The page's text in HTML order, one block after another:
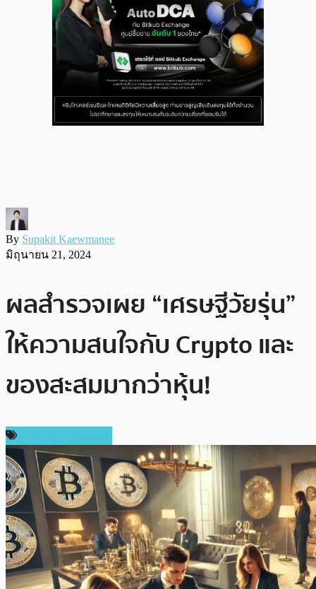
By Supakit Kaewmanee
มิถุนายน 21, 2024
ผลสำรวจเผย “เศรษฐีวัยรุ่น”
ให้ความสนใจกับ Crypto และ
ของสะสมมากว่าหุ้น!